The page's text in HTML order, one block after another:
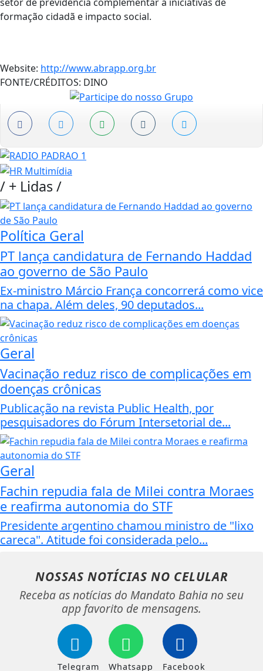
formação cidadã e impacto social.
Website: http://www.abrapp.org.br
FONTE/CRÉDITOS: DINO
/ + Lidas/
Política Geral
PT lança candidatura de Fernando Haddad
ao governo de São Paulo
Ex-ministro Márcio França concorrerá como vice
na chapa. Além deles, 90 deputados...
Geral
Vacinação reduz risco de complicações em
doenças crônicas
Publicação na revista Public Health, por
pesquisadores do Fórum Intersetorial de...
Geral
Fachin repudia fala de Milei contra Moraes
e reafirma autonomia do STF
Presidente argentino chamou ministro de "lixo
careca". Atitude foi considerada pelo...
NOSSAS NOTÍCIAS NO CELULAR
Receba as notícias do Mandato Bahia no seu
app favorito de mensagens.
Telegram Whatsapp Facebook